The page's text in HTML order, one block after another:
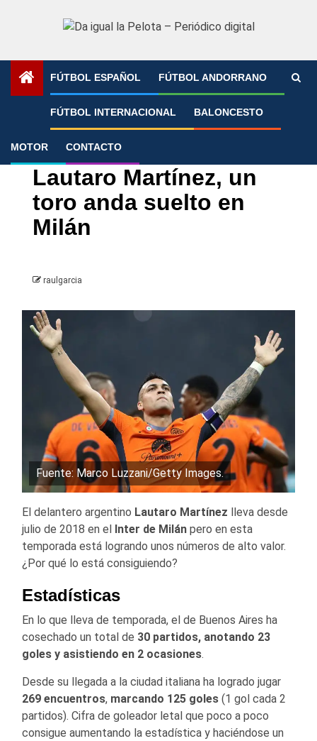
FÚTBOL ESPAÑOL FÚTBOL ANDORRANO
FÚTBOL INTERNACIONAL BALONCESTO
MOTOR CONTACTO
»
Fútbol Internacional Serie A
Lautaro Martínez, un
toro anda suelto en
Milán
raulgarcia
Fuente: Marco Luzzani/Getty Images.
El delantero argentino Lautaro Martínez lleva desde
julio de 2018 en el Inter de Milán pero en esta
temporada está logrando unos números de alto valor.
¿Por qué lo está consiguiendo?
Estadísticas
En lo que lleva de temporada, el de Buenos Aires ha
cosechado un total de 30 partidos, anotando 23
goles y asistiendo en 2 ocasiones.
Desde su llegada a la ciudad italiana ha logrado jugar
269 encuentros, marcando 125 goles (1 gol cada 2
partidos). Cifra de goleador letal que poco a poco
consigue aumentando la estadística y haciéndose un